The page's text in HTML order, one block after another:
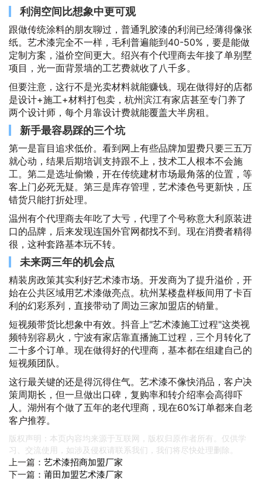
利润空间比想象中更可观
跟做传统涂料的朋友聊过，普通乳胶漆的利润已经薄得像张
纸。艺术漆完全不一样，毛利普遍能到40-50%，要是能做
定制方案，溢价空间更大。绍兴有个代理商去年接了单别墅
项目，光一面背景墙的工艺费就收了八千多。
但要注意，这行不是光卖材料就能赚钱。现在做得好的店都
是设计+施工+材料打包卖，杭州滨江有家店甚至专门养了
两个设计师，每个月靠设计费就能覆盖大半房租。
新手最容易踩的三个坑
第一是盲目追求低价。看到网上有些品牌加盟费只要三五万
就心动，结果后期培训支持跟不上，技术工人根本不会施
工。第二是选址偷懒，开在传统建材市场最角落的位置，等
客上门必死无疑。第三是库存管理，艺术漆色号更新快，压
错货只能打折处理。
温州有个代理商去年吃了大亏，代理了个号称意大利原装进
口的品牌，后来发现连国外官网都找不到。现在消费者精得
很，这种套路基本玩不转。
未来两三年的机会点
精装房政策其实利好艺术漆市场。开发商为了提升溢价，开
始在公共区域用艺术漆做亮点。杭州某楼盘样板间用了卡百
利的幻彩系列，直接带动了周边三家加盟店的销量。
短视频带货比想象中有效。抖音上"艺术漆施工过程"这类视
频特别容易火，宁波有家店靠直播施工过程，三个月转化了
二十多个订单。现在做得好的代理商，基本都在组建自己的
短视频团队。
这行最关键的还是得沉得住气。艺术漆不像快消品，客户决
策周期长，但一旦做出口碑，复购率和转介绍率会高得吓
人。湖州有个做了五年的老代理商，现在60%订单都来自老
客户推荐。
版权声明：本页内容均来源于互联网，版权归原作者所有。仅供学
习、交流使用，如涉及侵权请联系我们，我们将尽快处理删除。
上一篇： 艺术漆招商加盟厂家
下一篇： 莆田加盟艺术漆厂家